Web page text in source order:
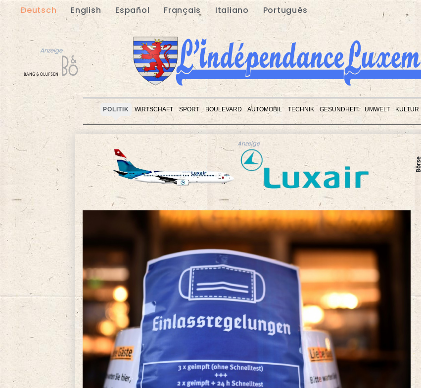
Deutsch English Español Français Italiano Português
Anzeige
POLITIK WIRTSCHAFT SPORT BOULEVARD AUTOMOBIL TECHNIK GESUNDHEIT UMWELT KULTUR
Anzeige
Börse